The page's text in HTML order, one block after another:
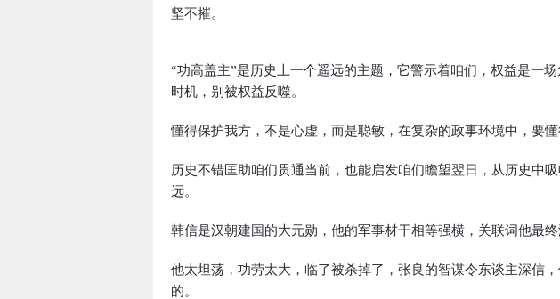
坚不摧。
“功高盖主”是历史上一个遥远的主题，它警示着咱们，权益是一
时机，别被权益反噬。
懂得保护我方，不是心虚，而是聪敏，在复杂的政事环境中，要
历史不错匡助咱们贯通当前，也能启发咱们瞻望翌日，从历史中
远。
韩信是汉朝建国的大元勋，他的军事材干相等强横，关联词他最
他太坦荡，功劳太大，临了被杀掉了，张良的智谋令东谈主深信
的。